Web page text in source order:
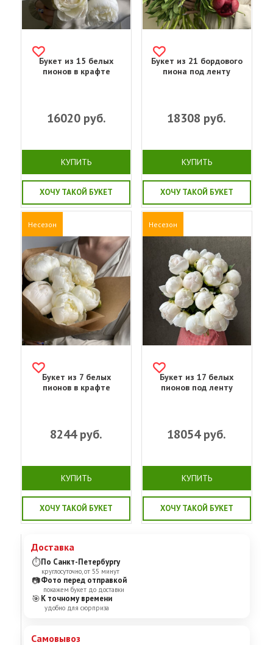
Букет из 15 белых
пионов в крафте
16020руб.
КУПИТЬ
ХОЧУ ТАКОЙ БУКЕТ
Букет из 21 бордового
пиона под ленту
18308 руб.
КУПИТЬ
ХОЧУ ТАКОЙ БУКЕТ
Несезон
Букет из 7 белых
пионов в крафте
8244руб.
КУПИТЬ
ХОЧУ ТАКОЙ БУКЕТ
Несезон
Букет из 17 белых
пионов под ленту
18054руб.
КУПИТЬ
ХОЧУ ТАКОЙ БУКЕТ
Доставка
⏱По Санкт-Петербургу
круглосуточно, от 55 минут
📷Фото перед отправкой
покажем букет до доставки
🎯К точному времени
удобно для сюрприза
Самовывоз